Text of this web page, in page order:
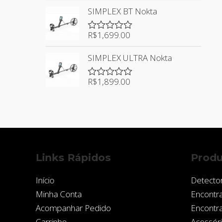
de
5
SIMPLEX BT Nokta
Avaliação
0
de
5
R$1,699.00
SIMPLEX ULTRA Nokta
Avaliação
R$1,899.00
Links Rápidos
Início
Minha Conta
Acompanhar Pedido